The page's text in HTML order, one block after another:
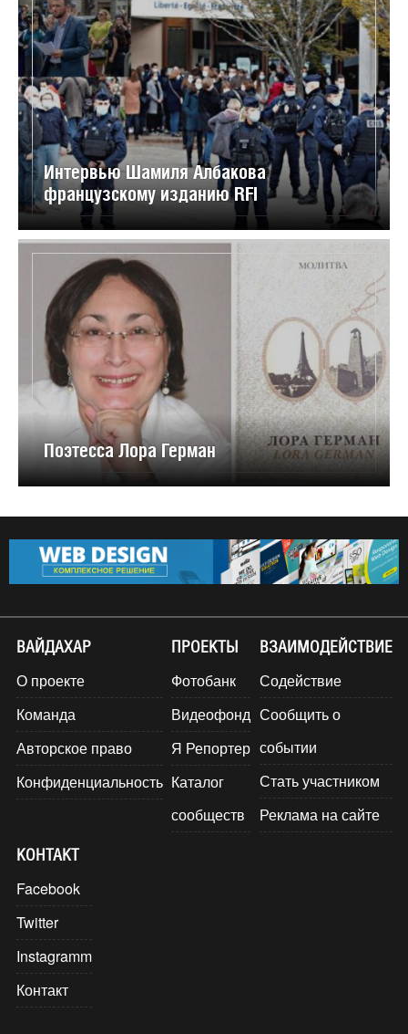
Интервью Шамиля Албакова
французскому изданию RFI
Поэтесса Лора Герман
ВАЙДАХАР
О проекте
Команда
Авторское право
Конфиденциальность
ПРОЕКТЫ
Фотобанк
Видеофонд
Я Репортер
Каталог
сообществ
ВЗАИМОДЕЙСТВИЕ
Содействие
Сообщить о
событии
Стать участником
Реклама на сайте
КОНТАКТ
Facebook
Twitter
Instagramm
Контакт